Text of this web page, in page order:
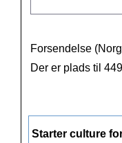
Forsendelse
Der er plads til
Starter culture